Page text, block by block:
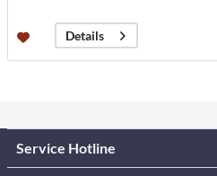
Details
Service Hotline